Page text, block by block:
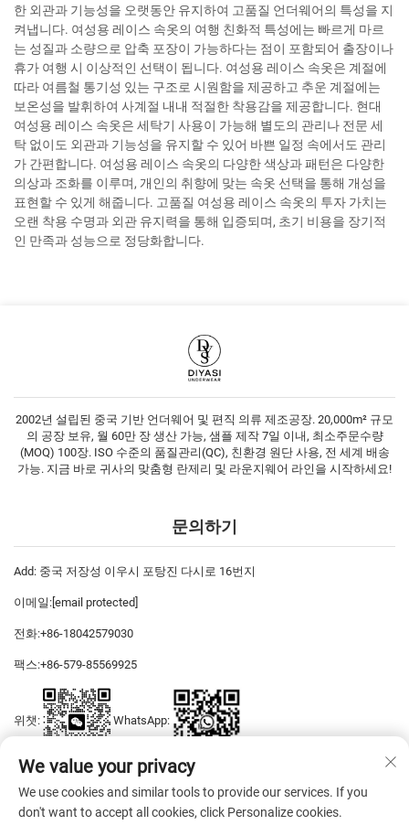
한 외관과 기능성을 오랫동안 유지하여 고품질 언더웨어의 특성을 지
켜냅니다. 여성용 레이스 속옷의 여행 친화적 특성에는 빠르게 마르
는 성질과 소량으로 압축 포장이 가능하다는 점이 포함되어 출장이나
휴가 여행 시 이상적인 선택이 됩니다. 여성용 레이스 속옷은 계절에
따라 여름철 통기성 있는 구조로 시원함을 제공하고 추운 계절에는
보온성을 발휘하여 사계절 내내 적절한 착용감을 제공합니다. 현대
여성용 레이스 속옷은 세탁기 사용이 가능해 별도의 관리나 전문 세
탁 없이도 외관과 기능성을 유지할 수 있어 바쁜 일정 속에서도 관리
가 간편합니다. 여성용 레이스 속옷의 다양한 색상과 패턴은 다양한
의상과 조화를 이루며, 개인의 취향에 맞는 속옷 선택을 통해 개성을
표현할 수 있게 해줍니다. 고품질 여성용 레이스 속옷의 투자 가치는
오랜 착용 수명과 외관 유지력을 통해 입증되며, 초기 비용을 장기적
인 만족과 성능으로 정당화합니다.
2002년 설립된 중국 기반 언더웨어 및 편직 의류 제조공장. 20,000m² 규모
의 공장 보유, 월 60만 장 생산 가능, 샘플 제작 7일 이내, 최소주문수량
(MOQ) 100장. ISO 수준의 품질관리(QC), 친환경 원단 사용, 전 세계 배송
가능. 지금 바로 귀사의 맞춤형 란제리 및 라운지웨어 라인을 시작하세요!
문의하기
Add: 중국 저장성 이우시 포탕진 다시로 16번지
이메일: [email protected]
전화:+86-18042579030
팩스:+86-579-85569925
위챗: WhatsApp:
저작권 © 2026 이우 디야스 드레스 주식회사 판권 소유 — 개인정보 보호
We value your privacy
We use cookies and similar tools to provide our services. If you
don't want to accept all cookies, click Personalize cookies.